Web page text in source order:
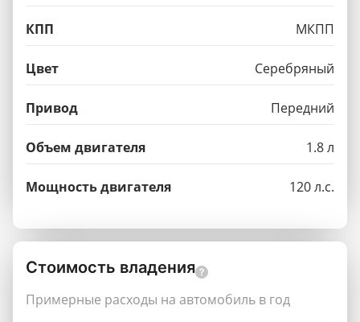
КПП МКПП
Цвет Серебряный
Привод Передний
Объем двигателя 1.8 л
Мощность двигателя 120 л.с.
Стоимость владения
Примерные расходы на автомобиль в год